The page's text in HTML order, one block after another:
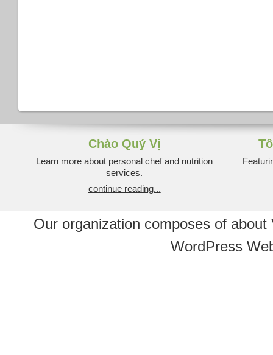
Chào Quý Vị
Learn more about personal chef and nutrition
services.
continue reading...
Our organization composes of
WordPress